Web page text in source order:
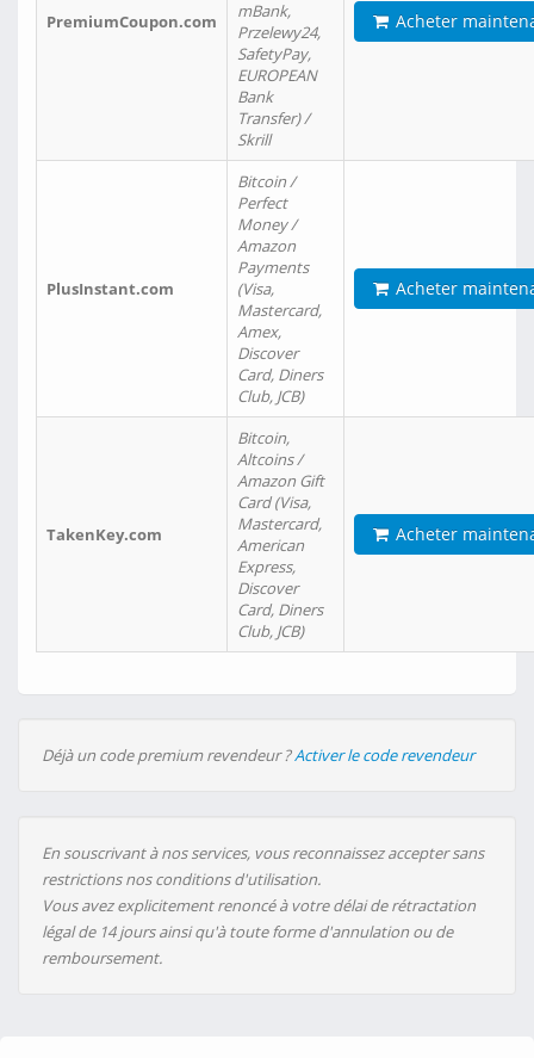
PremiumCoupon.com
mBank,
Przelewy24,
SafetyPay,
EUROPEAN
Bank
Transfer) /
Skrill
Acheter
PlusInstant.com
Bitcoin /
Perfect
Money /
Amazon
Payments
(Visa,
Mastercard,
Amex,
Discover
Card, Diners
Club, JCB)
Acheter
TakenKey.com
Bitcoin,
Altcoins /
Amazon Gift
Card (Visa,
Mastercard,
American
Express,
Discover
Card, Diners
Club, JCB)
Acheter
Déjà un code premium revendeur ?Activer le code revendeur
En souscrivant à nos services, vous reconnaissez accepter sans
restrictions nos conditions d'utilisation.
Vous avez explicitement renoncé à votre délai de rétractation
légal de 14 jours ainsi qu'à toute forme d'annulation ou de
remboursement.